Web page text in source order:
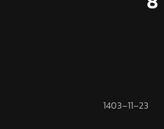
1403-11-23